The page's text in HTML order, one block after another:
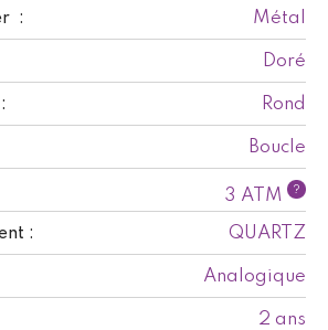
: Métal
Doré
Rond
Boucle
3 ATM ?
: QUARTZ
Analogique
2 ans